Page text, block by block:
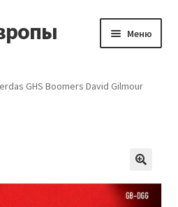
Меню
GHS Boomers David Gilmour